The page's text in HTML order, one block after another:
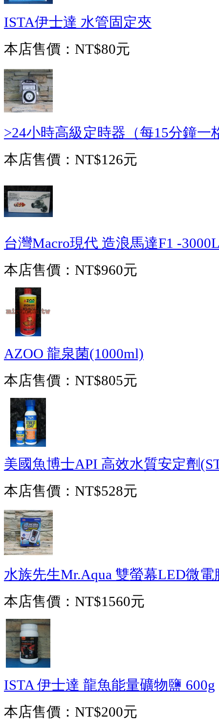
ISTA伊士達 水管固定夾
本店售價： NT$80元
>24小時高級定時器（每15分鐘一
本店售價： NT$126元
台灣Macro現代 造浪馬達F1 -
本店售價： NT$960元
AZOO 龍泉菌(1000ml)
本店售價： NT$805元
美國魚博士API 高效水質安定劑
本店售價： NT$528元
水族先生Mr.Aqua 雙螢幕LED微
本店售價： NT$1560元
ISTA 伊士達 龍魚能量礦物鹽 600g
本店售價： NT$200元